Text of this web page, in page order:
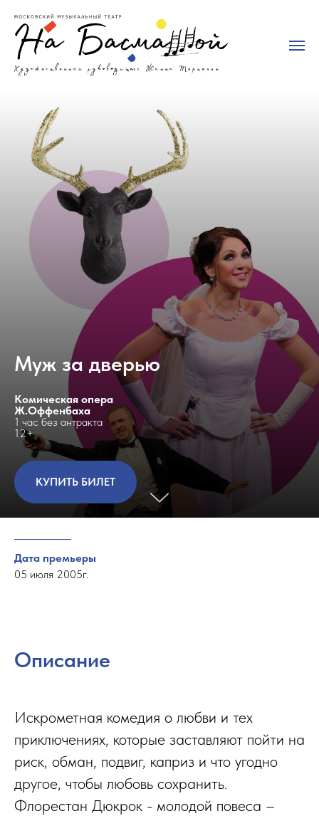
Муж за дверью
Комическая опера
Ж.Оффенбаха
1 час без антракта
12+
КУПИТЬ БИЛЕТ
Дата премьеры
05 июля 2005г.
Описание
Искрометная комедия о любви и тех
приключениях, которые заставляют пойти на
риск, обман, подвиг, каприз и что угодно
другое, чтобы любовь сохранить.
Флорестан Дюкрок - молодой повеса –